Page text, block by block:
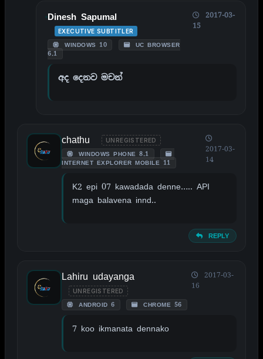
Dinesh Sapumal
EXECUTIVE SUBTITLER
WINDOWS 10
UC BROWSER
6.1
2017-03-
15
අද දෙනව මචන්
chathu UNREGISTERED
WINDOWS PHONE 8.1
INTERNET EXPLORER MOBILE 11
2017-03-
14
K2 epi 07 kawadada denne….. API
maga balavena innd..
REPLY
Lahiru udayanga
UNREGISTERED
ANDROID 6 CHROME 56
2017-03-
16
7 koo ikmanata dennako